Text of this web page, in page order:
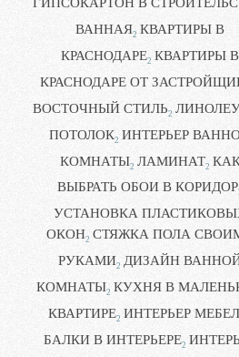
ВАННАЯ2 КВАРТИРЫ В
КРАСНОДАРЕ2 КВАРТИРЫ В
КРАСНОДАРЕ ОТ
ВОСТОЧНЫЙ СТИЛЬ2
ПОТОЛОК2 ИНТЕРЬЕР
КОМНАТЫ2 ЛАМИНАТ2
ВЫБРАТЬ ОБОИ В КОРИДОР
УСТАНОВКА
ОКОН2 СТЯЖКА ПОЛА
РУКАМИ2 ДИЗАЙН
КОМНАТЫ2 КУХНЯ В
КВАРТИРЕ2 ИНТЕРЬЕР
БАЛКИ В ИНТЕРЬЕРЕ2